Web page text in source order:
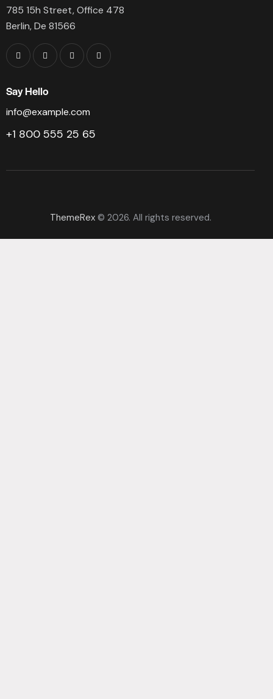
785 15h Street, Office 478
Berlin, De 81566
Say Hello
info@example.com
+1 800 555 25 65
ThemeRex© 2026. All rights reserved.